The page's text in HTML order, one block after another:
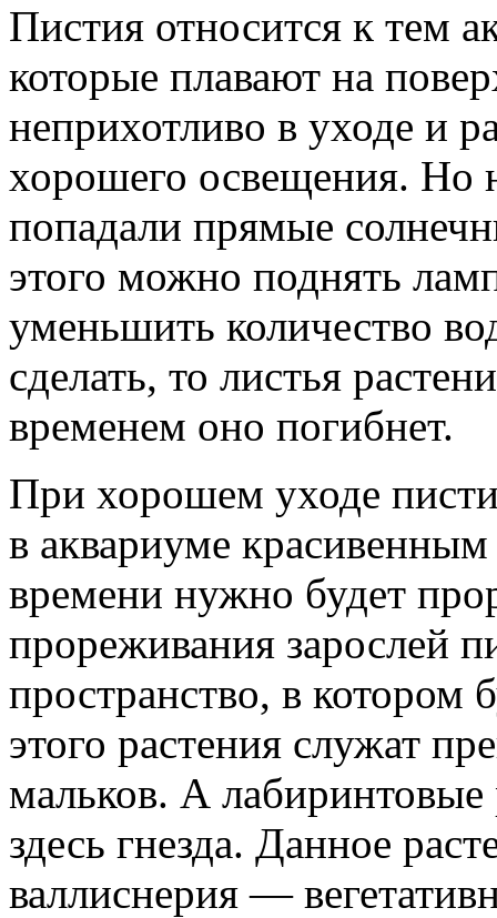
Пистия относится к тем
которые плавают на
неприхотливо в уходе и
хорошего освещения. Но
попадали прямые
этого можно поднять
уменьшить количество
сделать, то листья
временем оно погибнет.
При хорошем уходе
в аквариуме
времени нужно будет
прореживания зарослей
пространство, в котором
этого растения служат
мальков. А лабиринтовые
здесь гнезда. Данное
валлиснерия —